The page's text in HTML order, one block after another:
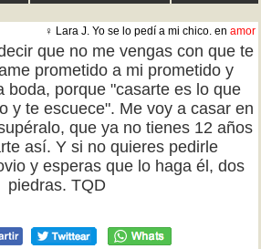
♀ Lara J. Yo se lo pedí a mi chico. en amor
que no me vengas con que te
prometido a mi prometido y
boda, porque "casarte es lo que
y te escuece". Me voy a casar en
que ya no tienes 12 años
así. Y si no quieres pedirle
y esperas que lo haga él, dos
piedras. TQD